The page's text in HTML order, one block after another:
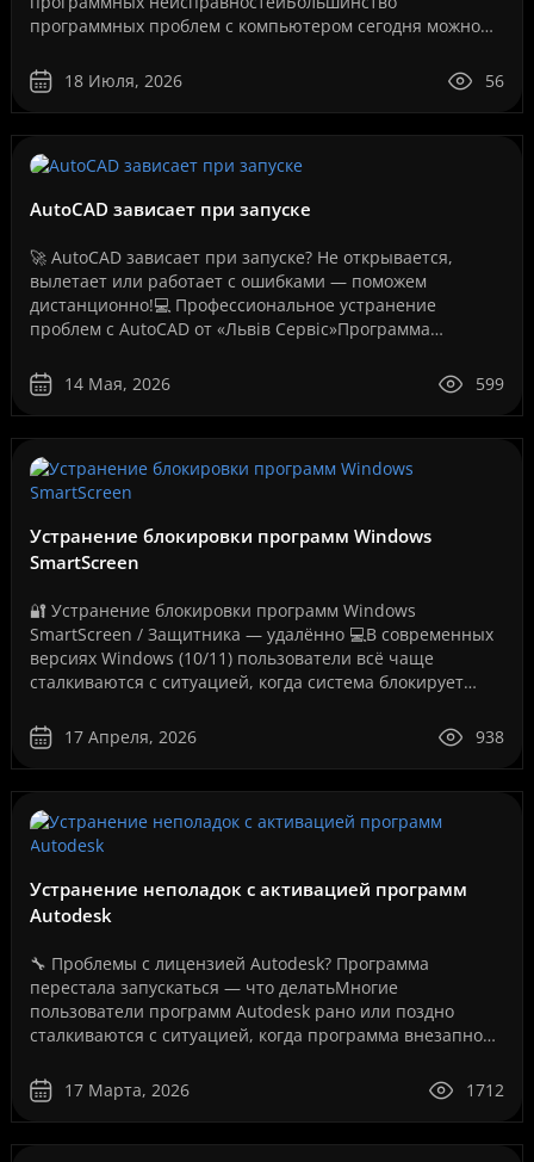
программных проблем с компьютером сегодня можно
сервисный центр и без ожидания..
18 Июля, 2026 56
AutoCAD зависает при запуске
🚀 AutoCAD зависает при запуске? Не открывается,
вылетает или работает с ошибками — поможем
дистанционно!💻 Профессиональное устранение
проблем с AutoCAD от «Львів Сервіс»Программа
архитекторов, дизайнеров,..
14 Мая, 2026 599
Устранение блокировки программ Windows
SmartScreen
🔐 Устранение блокировки программ Windows
SmartScreen / Защитника — удалённо 💻В современных
версиях Windows (10/11) пользователи всё чаще
сталкиваются с ситуацией, когда система блокирует
Как на вашем ..
17 Апреля, 2026 938
Устранение неполадок с активацией программ
Autodesk
🔧 Проблемы с лицензией Autodesk? Программа
перестала запускаться — что делатьМногие
пользователи программ Autodesk рано или поздно
сталкиваются с ситуацией, когда программа внезапно
ошибке лицензии.Эт..
17 Марта, 2026 1712